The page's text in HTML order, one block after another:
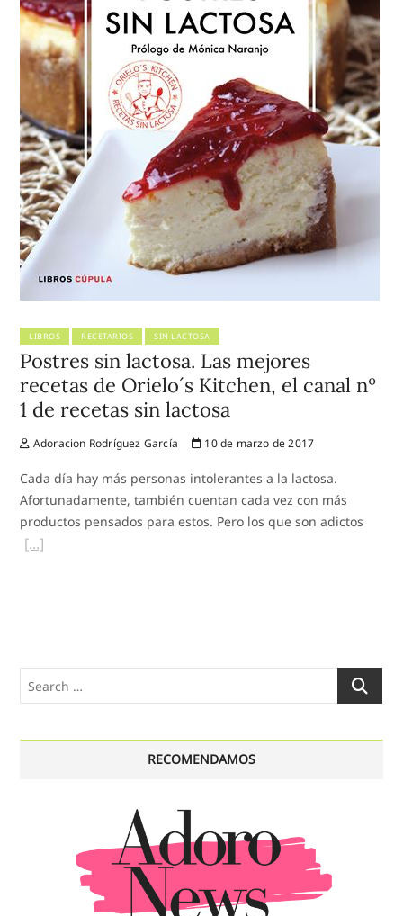
LIBROS RECETARIOS SIN LACTOSA
Postres sin lactosa. Las mejores
recetas de Orielo´s Kitchen, el canal nº
1 de recetas sin lactosa
Adoracion Rodríguez García 10 de marzo de 2017
Cada día hay más personas intolerantes a la lactosa.
Afortunadamente, también cuentan cada vez con más
productos pensados para estos. Pero los que son adictos
Search
…
RECOMENDAMOS